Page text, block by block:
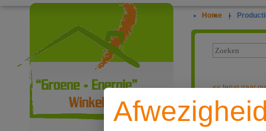
Home |
<<terug naar
Terrendis